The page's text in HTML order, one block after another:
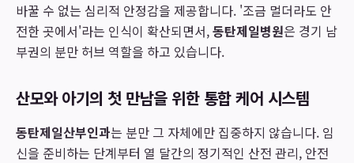
바꿀 수 없는 심리적 안정감을 제공합니다. '조금 멀더라도 안
전한 곳에서'라는 인식이 확산되면서,동탄제일병원은 경기 남
부권의 분만 허브 역할을 하고 있습니다.
산모와 아기의 첫 만남을 위한 통합 케어 시스템
동탄제일산부인과는 분만 그 자체에만 집중하지 않습니다. 임
신을 준비하는 단계부터 열 달간의 정기적인 산전 관리, 안전